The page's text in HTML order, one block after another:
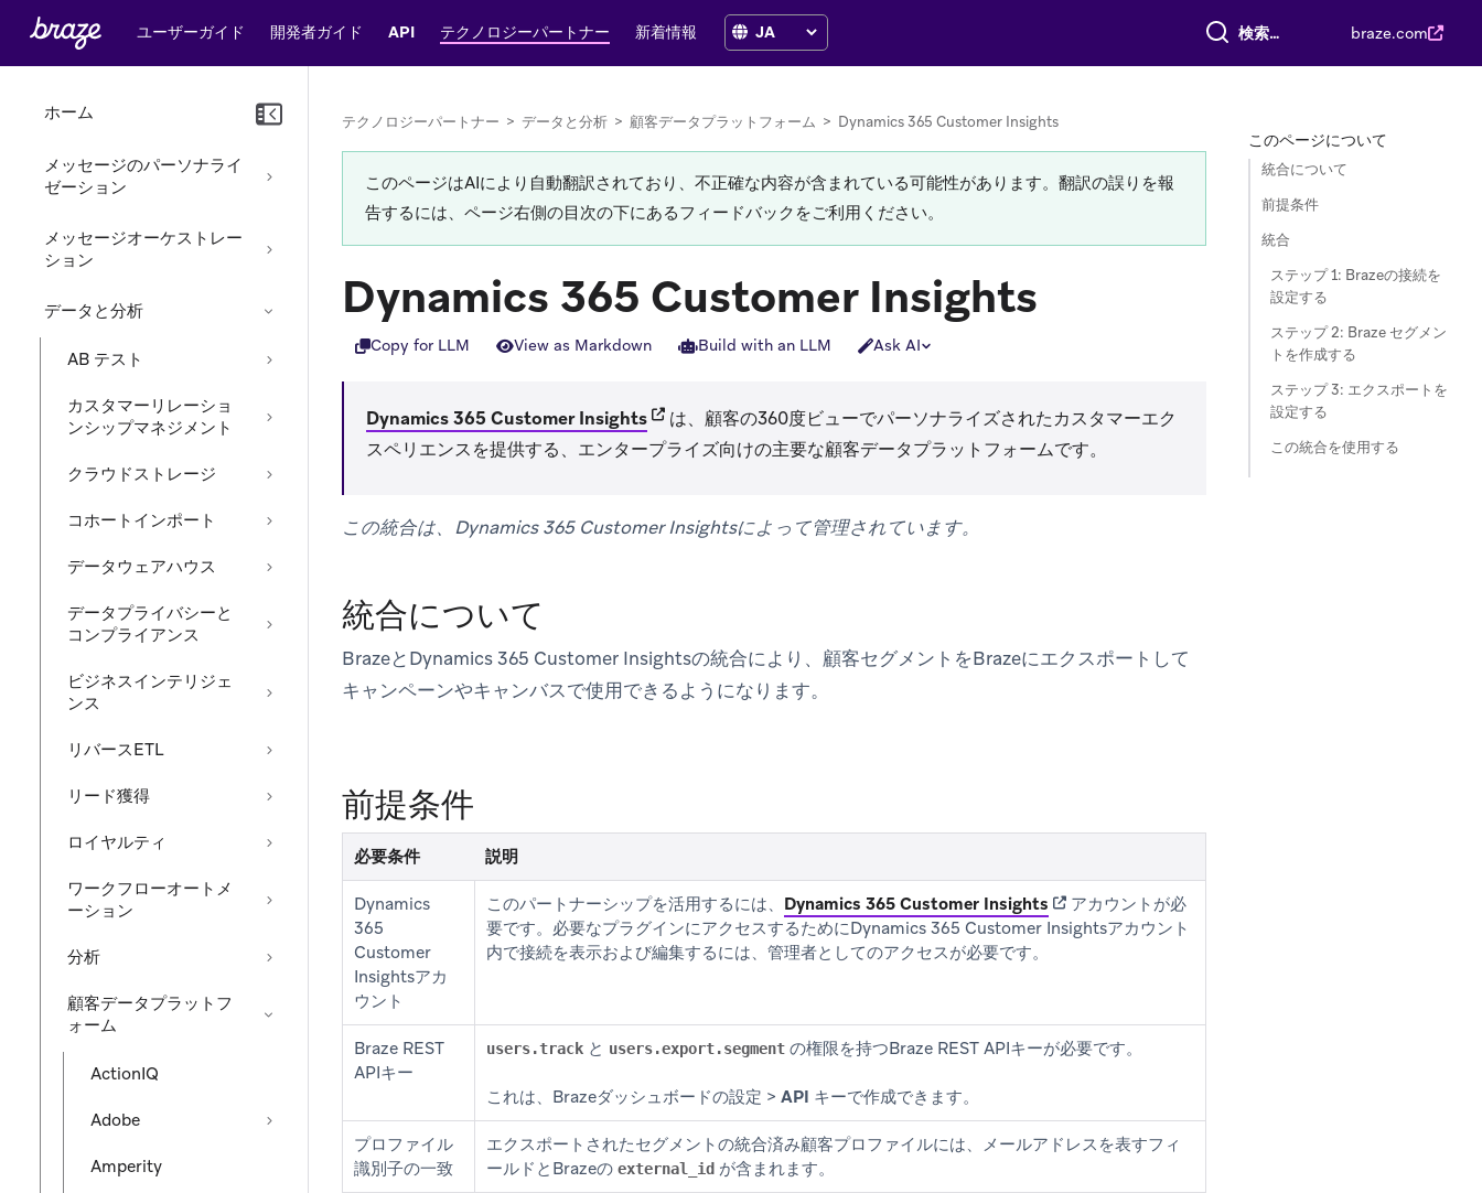
ユーザーガイド 開発者ガイド API テクノロジーパートナー 新着情報 すべて検索 braze.com
ホーム
メッセージのパーソナライ
ゼーション
メッセージオーケストレー
ション
データと分析
AB テスト
カスタマーリレーショ
ンシップマネジメント
クラウドストレージ
コホートインポート
データウェアハウス
データプライバシーと
コンプライアンス
ビジネスインテリジェ
ンス
リバースETL
リード獲得
ロイヤルティ
ワークフローオートメ
ーション
分析
顧客データプラットフ
ォーム
ActionIQ
Adobe
Amperity
テクノロジーパートナー > データと分析 > 顧客データプラットフォーム > Dynamics 365 Customer Insights
このページはAIにより自動翻訳されており、不正確な内容が含まれている可能性があります。翻訳の誤りを報
告するには、ページ右側の目次の下にあるフィードバックをご利用ください。
Dynamics 365 Customer Insights
Copy for LLM View as Markdown Build with an LLM Ask AI
Dynamics 365 Customer Insights(opens in new tab)
は、顧客の360度ビューでパーソナライズされたカスタマーエク
スペリエンスを提供する、エンタープライズ向けの主要な顧客データプラットフォームです。
この統合は、Dynamics 365 Customer Insightsによって管理されています。
統合について
BrazeとDynamics 365 Customer Insightsの統合により、顧客セグメントをBrazeにエクスポートして
キャンペーンやキャンバスで使用できるようになります。
前提条件
必要条件 説明
Dynamics
365
Customer
Insightsアカ
ウント
このパートナーシップを活用するには、 Dynamics 365 Customer Insights (opens in new tab)
アカウントが必
要です。必要なプラグインにアクセスするためにDynamics 365 Customer Insightsアカウント
内で接続を表示および編集するには、管理者としてのアクセスが必要です。
Braze REST
APIキー
users.track と users.export.segment の権限を持つBraze REST APIキーが必要です。
これは、Brazeダッシュボードの設定 > API キーで作成できます。
プロファイル
識別子の一致
エクスポートされたセグメントの統合済み顧客プロファイルには、メールアドレスを表すフィ
ールドとBrazeの external_id が含まれます。
このページについて
統合について
前提条件
統合
ステップ 1: Brazeの接続を
設定する
ステップ 2: Braze セグメン
トを作成する
ステップ 3: エクスポートを
設定する
この統合を使用する